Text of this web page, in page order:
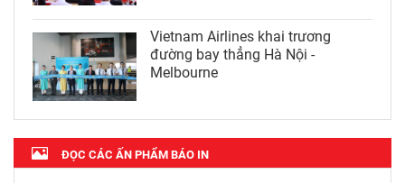
Vietnam Airlines khai trương
đường bay thẳng Hà Nội -
Melbourne
ĐỌC CÁC ẤN PHẨM BÁO IN